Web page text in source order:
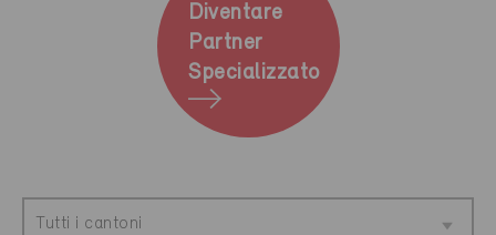
Diventare
Partner
Specializzato
Tutti i cantoni